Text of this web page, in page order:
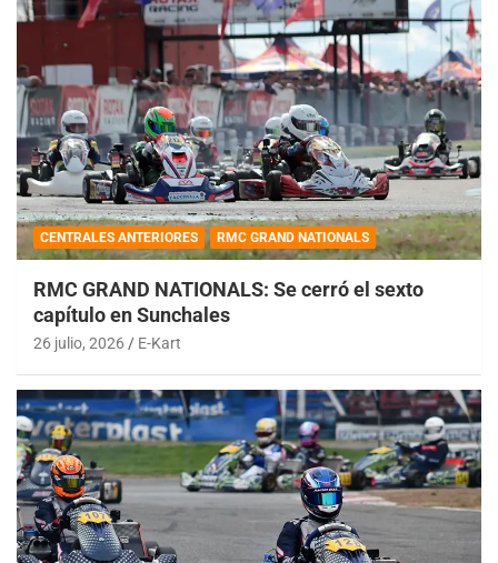
CENTRALES ANTERIORES RMC GRAND NATIONALS
RMC GRAND NATIONALS: Se cerró el sexto
capítulo en Sunchales
26 julio, 2026 E-Kart